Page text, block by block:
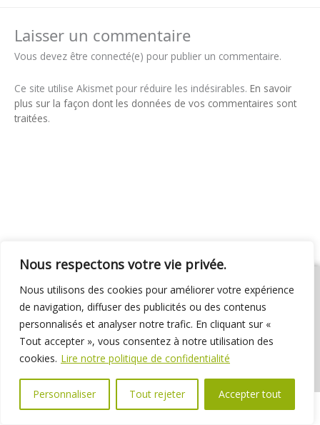
Nous respectons votre vie privée.
Nous utilisons des cookies pour améliorer votre expérience
de navigation, diffuser des publicités ou des contenus
personnalisés et analyser notre trafic. En cliquant sur «
Tout accepter », vous consentez à notre utilisation des
cookies. Lire notre politique de confidentialité
Personnaliser Tout rejeter Accepter tout
Laisser un commentaire
Vous devez être connecté(e) pour publier un commentaire.
Ce site utilise Akismet pour réduire les indésirables. En savoir
plus sur la façon dont les données de vos commentaires sont
traitées.
01 69 31 72 10 01 69 31 37 31
Nous contacter
Espace élus
Marchés publics Délibérations